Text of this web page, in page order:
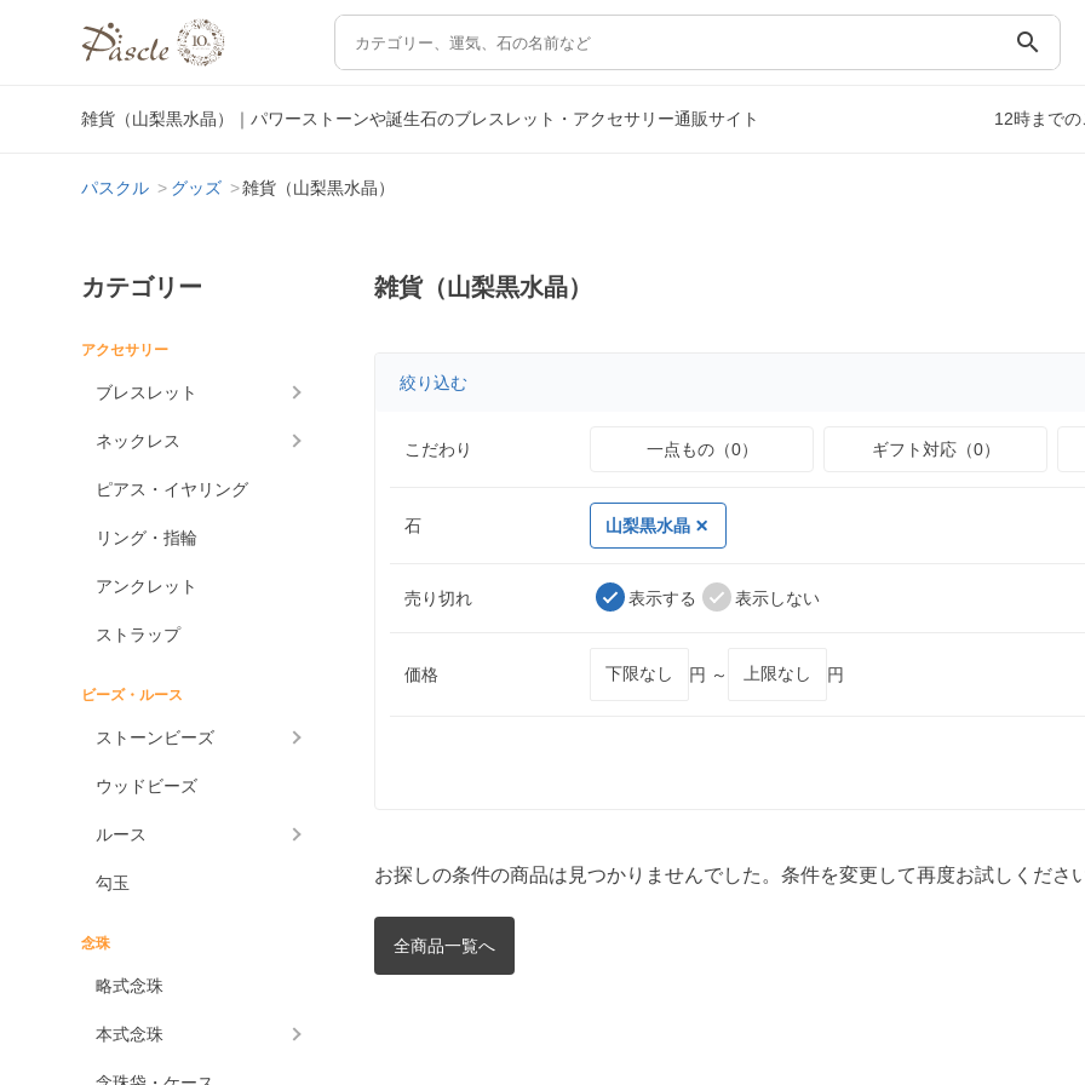
search
雑貨（山梨黒水晶）｜パワーストーンや誕生石のブレスレット・アクセサリー通販サイト 12時まで
パスクル グッズ 雑貨（山梨黒水晶）
カテゴリー
アクセサリー
ブレスレット
ネックレス
ピアス・イヤリング
リング・指輪
アンクレット
ストラップ
ビーズ・ルース
ストーンビーズ
ウッドビーズ
ルース
勾玉
念珠
略式念珠
本式念珠
雑貨（山梨黒水晶）
絞り込む
こだわり 一点もの（0） ギフト対応（0）
石 山梨黒水晶
売り切れ 表示する 表示しない
価格 円 ～ 円
お探しの条件の商品は見つかりませんでした。条件を変更して再度お試しください
全商品一覧へ